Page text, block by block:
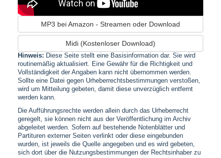
MP3 bei Amazon - Streamen oder Download
Midi (Kostenloser Download)
Hinweis: Diese Seite stellt eine Basisinformation dar. Sie wird
routinemäßig aktualisiert. Eine Gewähr für die Richtigkeit und
Vollständigkeit der Angaben kann nicht übernommen werden.
Sollte eine Datei gegen Urheberrechtsbestimmungen verstoßen,
wird um Mitteilung gebeten, damit diese unverzüglich entfernt
werden kann.
Die Aufführungsrechte werden allein durch das Urheberrecht
geregelt, sie können nicht aus der Veröffentlichung im Archiv
abgeleitet werden. Sofern auf bestehende Notenblätter und
Partituren externer Seiten verlinkt oder diese eingebunden
wurden, ist jeweils die Quelle angegeben und es wird gebeten,
sich dort über die Nutzungsbestimmungen der Rechtsinhaber zu